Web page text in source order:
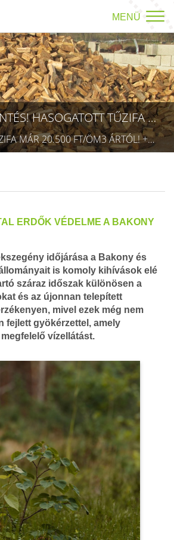
MENÜ
REZSICSÖKKENTÉS! HASOGATOTT TŰZIFA AKCIÓ!
KONYHAKÉSZ TŰZIFA MÁR 20.500 FT/ÖM3 ÁRTÓL! +36709423403 RÉSZLETEK A TÜZÉP MENÜPONTBAN! (TECHNIKAI AZONOSÍTÓ: AA 5832075)
ERDŐK VÉDELME A BAKONY
időjárása a Bakony és
is komoly kihívások elé
száraz időszak különösen a
és az újonnan telepített
mivel ezek még nem
fejlett gyökérzettel, amely
vízellátást.